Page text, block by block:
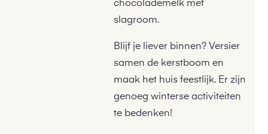
chocolademelk met
slagroom.
Blijf je liever binnen? Versier
samen de kerstboom en
maak het huis feestlijk. Er zijn
genoeg winterse activiteiten
te bedenken!